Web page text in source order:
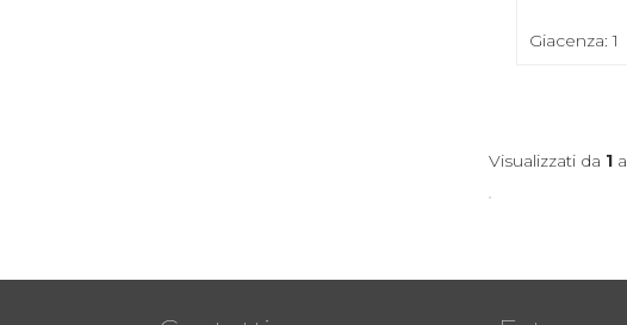
Giacenza: 1
Visualizzati da 1a